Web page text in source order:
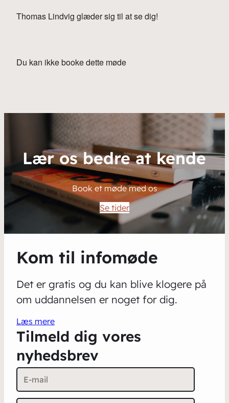
Thomas Lindvig glæder sig til at se dig!
Du kan ikke booke dette møde
Lær os bedre at kende
Book et møde med os
Se tider
Kom til infomøde
Det er gratis og du kan blive klogere på
om uddannelsen er noget for dig.
Læs mere
Tilmeld dig vores
nyhedsbrev